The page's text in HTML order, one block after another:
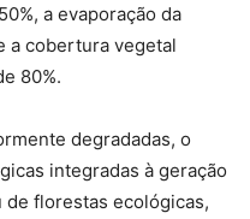
a evaporação da
a cobertura vegetal
80%.
degradadas, o
integradas à geração
de florestas ecológicas,